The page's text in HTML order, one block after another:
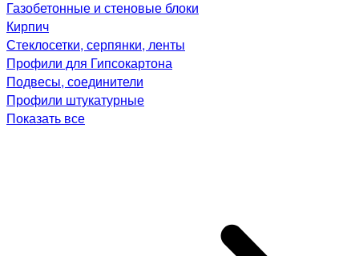
Газобетонные и стеновые блоки
Кирпич
Стеклосетки, серпянки, ленты
Профили для Гипсокартона
Подвесы, соединители
Профили штукатурные
Показать все